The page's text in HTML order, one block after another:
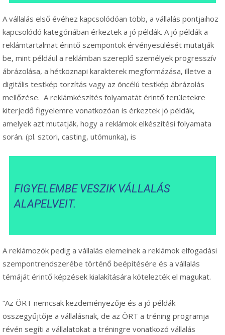
A vállalás első évéhez kapcsolódóan több, a vállalás pontjaihoz
kapcsolódó kategóriában érkeztek a jó példák. A jó példák a
reklámtartalmat érintő szempontok érvényesülését mutatják
be, mint például a reklámban szereplő személyek progresszív
ábrázolása, a hétköznapi karakterek megformázása, illetve a
digitális testkép torzítás vagy az öncélú testkép ábrázolás
mellőzése. A reklámkészítés folyamatát érintő területekre
kiterjedő figyelemre vonatkozóan is érkeztek jó példák,
amelyek azt mutatják, hogy a reklámok elkészítési folyamata
során. (pl. sztori, casting, utómunka), is
FIGYELEMBE VESZIK VÁLLALÁS
ALAPELVEIT.
A reklámozók pedig a vállalás elemeinek a reklámok elfogadási
szempontrendszerébe történő beépítésére és a vállalás
témáját érintő képzések kialakítására kötelezték el magukat.
“Az ÖRT nemcsak kezdeményezője és a jó példák
összegyűjtője a vállalásnak, de az ÖRT a tréning programja
révén segíti a vállalatokat a tréningre vonatkozó vállalás